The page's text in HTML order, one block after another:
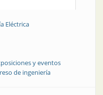
Eléctrica
y eventos
de ingeniería